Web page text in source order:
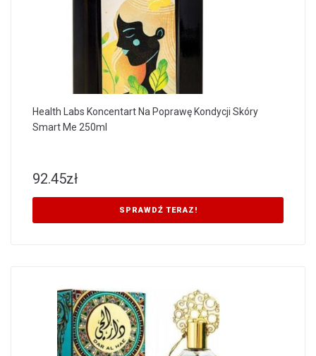
Health Labs Koncentart Na Poprawę Kondycji Skóry
Smart Me 250ml
92.45zł
SPRAWDŹ TERAZ!